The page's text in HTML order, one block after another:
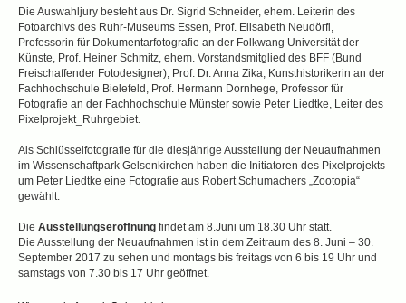
Die Auswahljury besteht aus Dr. Sigrid Schneider, ehem. Leiterin des
Fotoarchivs des Ruhr-Museums Essen, Prof. Elisabeth Neudörfl,
Professorin für Dokumentarfotografie an der Folkwang Universität der
Künste, Prof. Heiner Schmitz, ehem. Vorstandsmitglied des BFF (Bund
Freischaffender Fotodesigner), Prof. Dr. Anna Zika, Kunsthistorikerin an der
Fachhochschule Bielefeld, Prof. Hermann Dornhege, Professor für
Fotografie an der Fachhochschule Münster sowie Peter Liedtke, Leiter des
Pixelprojekt_Ruhrgebiet.
Als Schlüsselfotografie für die diesjährige Ausstellung der Neuaufnahmen
im Wissenschaftpark Gelsenkirchen haben die Initiatoren des Pixelprojekts
um Peter Liedtke eine Fotografie aus Robert Schumachers „Zootopia“
gewählt.
Die Ausstellungseröffnung findet am 8.Juni um 18.30 Uhr statt.
Die Ausstellung der Neuaufnahmen ist in dem Zeitraum des 8. Juni – 30.
September 2017 zu sehen und montags bis freitags von 6 bis 19 Uhr und
samstags von 7.30 bis 17 Uhr geöffnet.